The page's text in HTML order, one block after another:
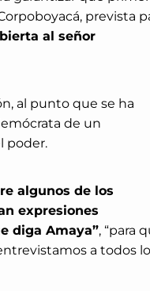
prevista
al señor
al punto que se ha
de un
poder.
algunos de los
expresiones
diga Amaya”, “para
a todos